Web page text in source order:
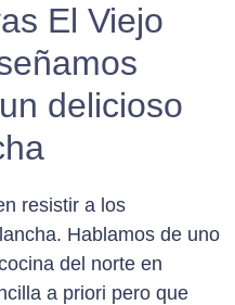
El Viejo
delicioso
resistir a los
Hablamos de uno
del norte en
a priori pero que